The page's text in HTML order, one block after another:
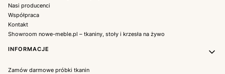
Nasi producenci
Współpraca
Kontakt
Showroom nowe-meble.pl – tkaniny, stoły i krzesła na żywo
INFORMACJE
Zamów darmowe próbki tkanin